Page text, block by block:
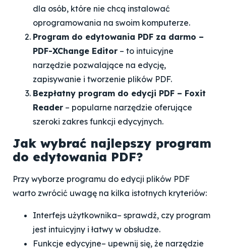
dla osób, które nie chcą instalować
oprogramowania na swoim komputerze.
Program do edytowania PDF za darmo –
PDF-XChange Editor – to intuicyjne
narzędzie pozwalające na edycję,
zapisywanie i tworzenie plików PDF.
Bezpłatny program do edycji PDF – Foxit
Reader – popularne narzędzie oferujące
szeroki zakres funkcji edycyjnych.
Jak wybrać najlepszy program
do edytowania PDF?
Przy wyborze programu do edycji plików PDF
warto zwrócić uwagę na kilka istotnych kryteriów:
Interfejs użytkownika– sprawdź, czy program
jest intuicyjny i łatwy w obsłudze.
Funkcje edycyjne– upewnij się, że narzędzie